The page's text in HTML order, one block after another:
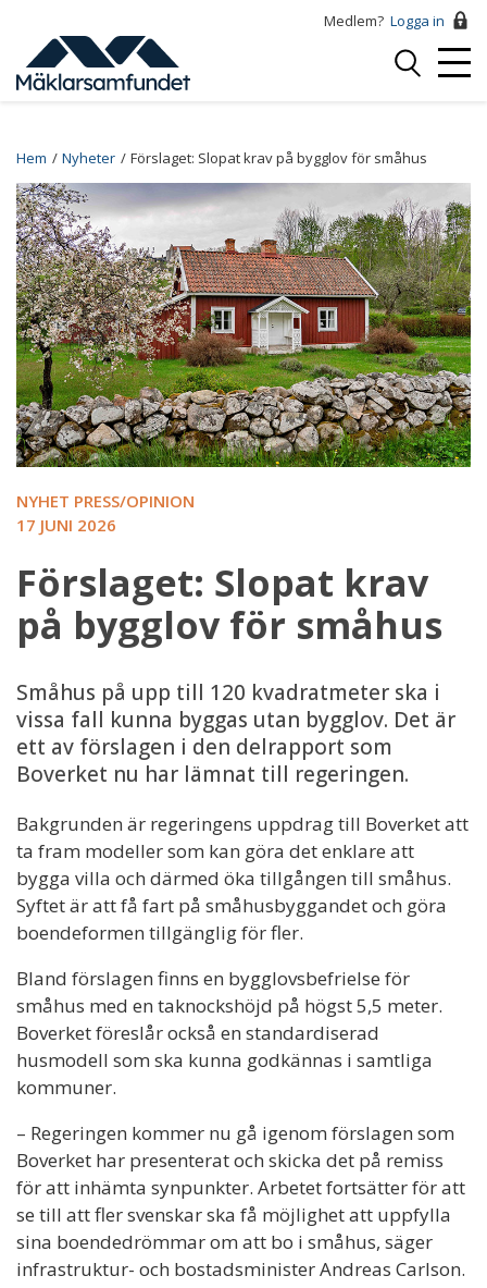
huvudinnehåll
Medlem? Logga in
Logga
Breadcrumb
Hem Nyheter Förslaget: Slopat krav på bygglov för småhus
NYHET PRESS/OPINION
17 JUNI 2026
Förslaget: Slopat krav
på bygglov för småhus
Småhus på upp till 120 kvadratmeter ska i
vissa fall kunna byggas utan bygglov. Det är
ett av förslagen i den delrapport som
Boverket nu har lämnat till regeringen.
Bakgrunden är regeringens uppdrag till Boverket att
ta fram modeller som kan göra det enklare att
bygga villa och därmed öka tillgången till småhus.
Syftet är att få fart på småhusbyggandet och göra
boendeformen tillgänglig för fler.
Bland förslagen finns en bygglovsbefrielse för
småhus med en taknockshöjd på högst 5,5 meter.
Boverket föreslår också en standardiserad
husmodell som ska kunna godkännas i samtliga
kommuner.
– Regeringen kommer nu gå igenom förslagen som
Boverket har presenterat och skicka det på remiss
för att inhämta synpunkter. Arbetet fortsätter för att
se till att fler svenskar ska få möjlighet att uppfylla
sina boendedrömmar om att bo i småhus, säger
infrastruktur- och bostadsminister Andreas Carlson.